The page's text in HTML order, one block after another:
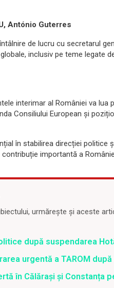
António Guterres
de lucru cu secretarul
inclusiv pe teme legate
interimar al României va lua
Consiliului European și
în stabilirea direcției politice
importantă a
urmărește și aceste
după suspendarea
urgentă a TAROM
în Călărași și Constanța